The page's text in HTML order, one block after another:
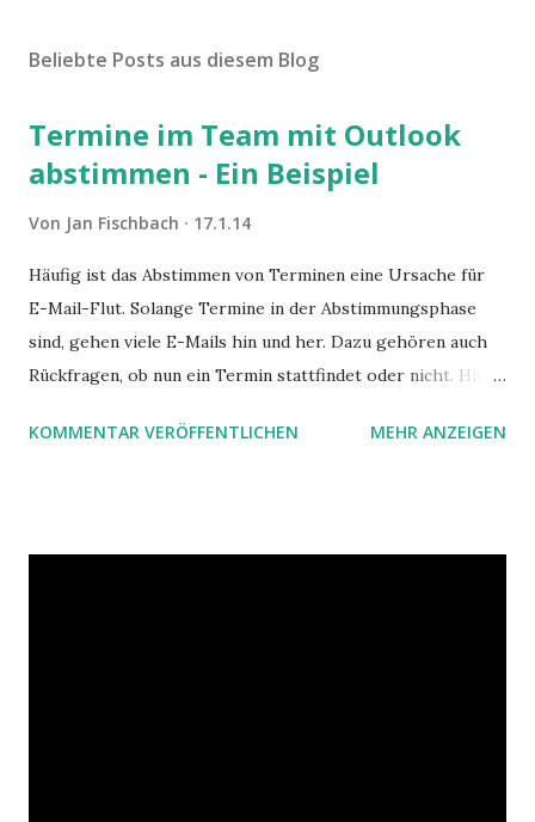
Beliebte Posts aus diesem Blog
Termine im Team mit Outlook
abstimmen - Ein Beispiel
Von Jan Fischbach 17.1.14
Häufig ist das Abstimmen von Terminen eine Ursache für
E-Mail-Flut. Solange Termine in der Abstimmungsphase
sind, gehen viele E-Mails hin und her. Dazu gehören auch
Rückfragen, ob nun ein Termin stattfindet oder nicht. Hier
Hilfe von Outlook.
KOMMENTAR VERÖFFENTLICHEN MEHR ANZEIGEN